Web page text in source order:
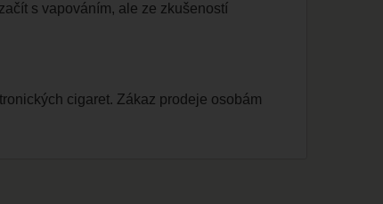
s vapováním, ale ze zkušeností
cigaret. Zákaz prodeje osobám